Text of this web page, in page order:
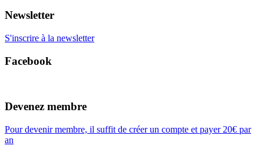
Newsletter
S'inscrire à la newsletter
Facebook
Devenez membre
Pour devenir membre, il suffit de créer un compte et payer 20€ par
an